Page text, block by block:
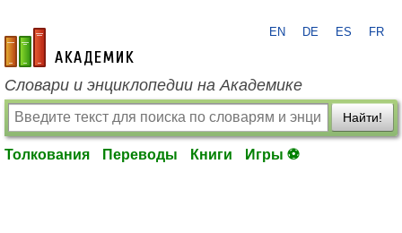
academic.ru
EN DE ES FR
Словари и энциклопедии на Академике
Найти!
Толкования Переводы Книги Игры ⚽